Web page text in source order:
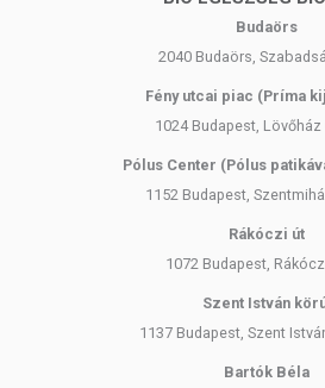
Budaörs
2040 Budaörs,
Fény utcai piac (Príma
1024 Budapest, Lövőház
Pólus Center (Pólus
1152 Budapest,
Rákóczi út
1072 Budapest,
Szent István
1137 Budapest, Szent
Bartók Béla